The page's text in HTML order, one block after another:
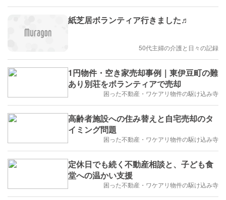
紙芝居ボランティア行きました♬
50代主婦の介護と日々の記録
1円物件・空き家売却事例｜東伊豆町の難
あり別荘をボランティアで売却
困った不動産・ワケアリ物件の駆け込み寺
高齢者施設への住み替えと自宅売却のタ
イミング問題
困った不動産・ワケアリ物件の駆け込み寺
定休日でも続く不動産相談と、子ども食
堂への温かい支援
困った不動産・ワケアリ物件の駆け込み寺